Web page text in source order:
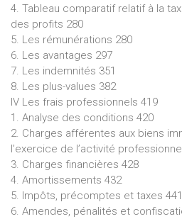
4. Tableau comparatif relatif à la
des profits 280
5. Les rémunérations 280
6. Les avantages 297
7. Les indemnités 351
8. Les plus-values 382
IV Les frais professionnels 419
1. Analyse des conditions 420
2. Charges afférentes aux biens
l’exercice de l’activité
3. Charges financières 428
4. Amortissements 432
5. Impôts, précomptes et taxes 441
6. Amendes, pénalités et